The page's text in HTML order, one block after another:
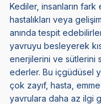
Kediler, insanların
hastalıkları veya
anında tespit
yavruyu besleyerek
enerjilerini ve sütlerini
ederler. Bu içgüdüsel
çok zayıf, hasta,
yavrulara daha az ilgi